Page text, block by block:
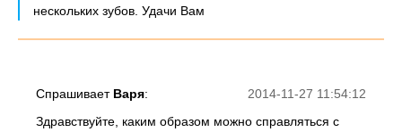
нескольких зубов. Удачи Вам
2014-11-27 11:54:12
Спрашивает Варя:
Здравствуйте, каким образом можно справляться с